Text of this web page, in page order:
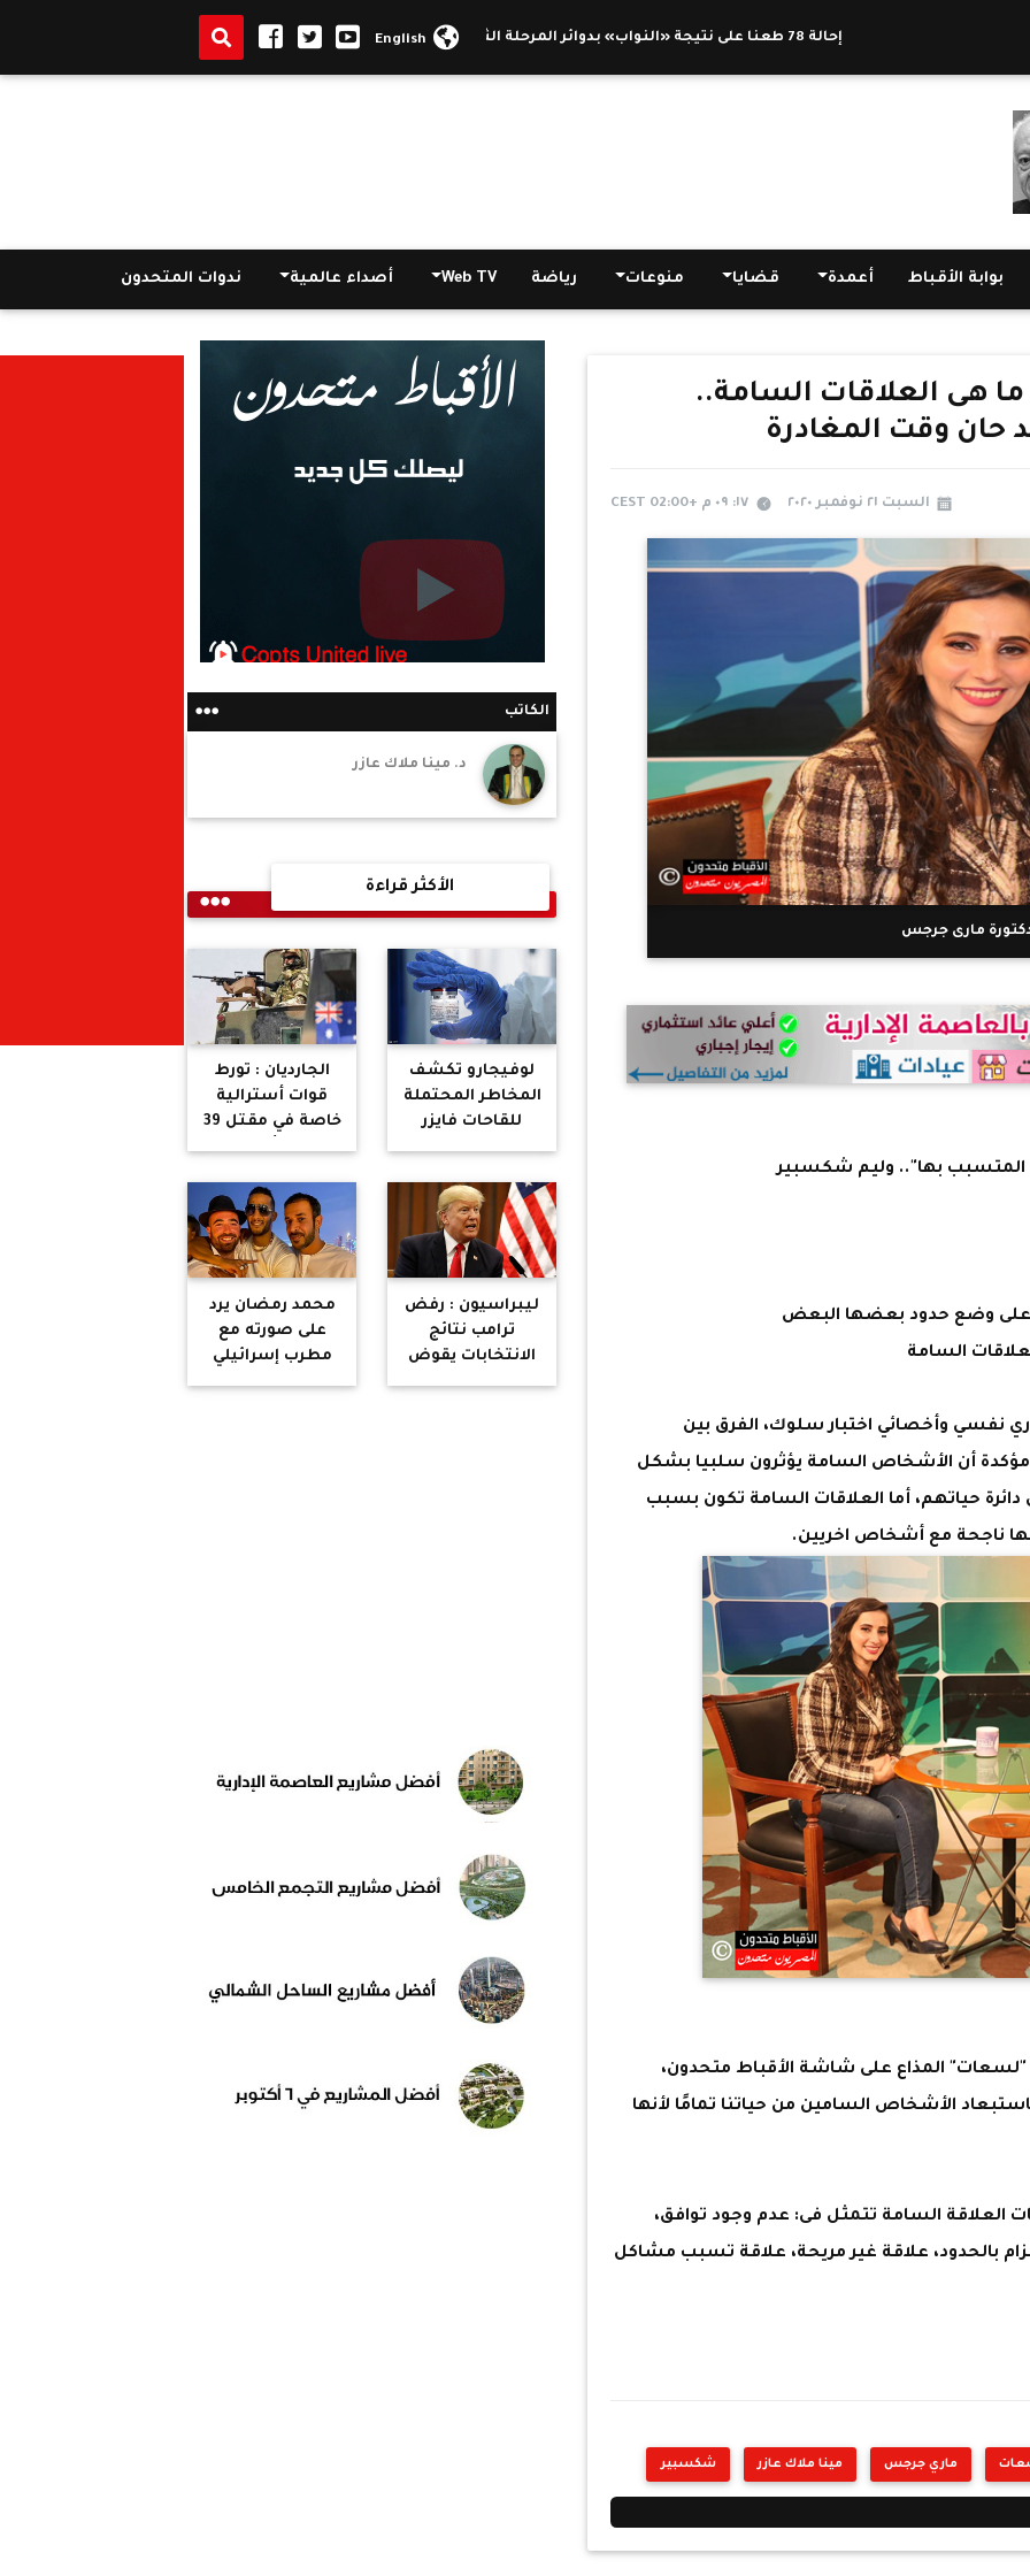
| محافـظ الغرببة يخفض موظفى الديوان العام والمدن لـ50% لمواجهة أزمة كورونا
English
بوابة الأقباط أعمدة قضايا منوعات رياضة Web TV أصداء عالمية ندوات المتحدون
هى العلاقات السامة..
حان وقت المغادرة
السبت ٢١ نوفمبر ٢٠٢٠ ١٧: ٠٩ م +02:00 CEST
مارى جرجس
بها".. وليم شكسبير
على وضع حدود بعضها البعض
السامة
نفسي وأخصائي اختبار سلوك، الفرق بين
أن الأشخاص السامة يؤثرون سلبيا بشكل
حياتهم، أما العلاقات السامة تكون بسبب
ناجحة مع أشخاص اخريين.
المذاع على شاشة الأقباط متحدون،
الأشخاص السامين من حياتنا تمامًا لأنها
العلاقة السامة تتمثل فى: عدم وجود توافق،
بالحدود، علاقة غير مريحة، علاقة تسبب مشاكل
ماري جرجس مينا ملاك عازر شكسبير
الكاتب
د. مينا ملاك عازر
الأكثر قراءة
لوفيجارو تكشف
المخاطر المحتملة
للقاحات فايزر
وموديرنا ضد
الجارديان : تورط
قوات أسترالية
خاصة في مقتل 39
مدني أفغاني
ليبراسيون : رفض
ترامب نتائج
الانتخابات يقوض
محمد رمضان يرد
على صورته مع
مطرب إسرائيلي